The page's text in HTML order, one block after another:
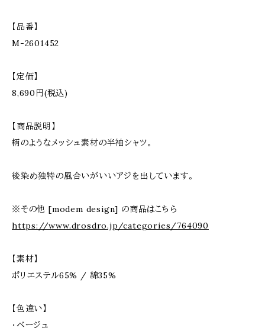
【品番】
M-2601452
【定価】
8,690円(税込)
【商品説明】
柄のようなメッシュ素材の半袖シャツ。
後染め独特の風合いがいいアジを出しています。
※その他 [modem design] の商品はこちら
https://www.drosdro.jp/categories/764090
【素材】
ポリエステル65% / 綿35%
【色違い】
・ベージュ